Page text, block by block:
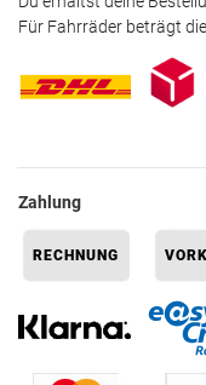
Für Fahrräder beträgt
Zahlung